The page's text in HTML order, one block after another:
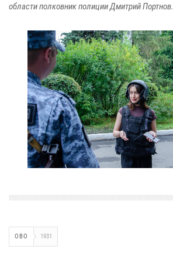
области полковник полиции Дмитрий Портнов.
ОВО 1931